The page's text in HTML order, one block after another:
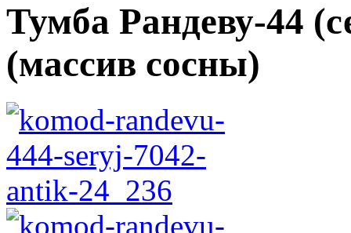
Тумба Рандеву-44
(массив сосны)